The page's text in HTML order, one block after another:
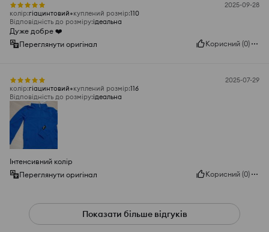
2025-09-28
колір:гіацинтовий куплений розмір:110
Відповідність до розміру:ідеальна
Дуже добре ❤️
Переглянути оригінал
Корисний (0)
2025-07-29
колір:гіацинтовий куплений розмір:116
Відповідність до розміру:ідеальна
Інтенсивний колір
Переглянути оригінал
Корисний (0)
Показати більше відгуків